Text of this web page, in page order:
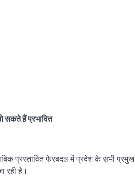
सकते हैं प्रभावित
प्रस्तावित फेरबदल में प्रदेश के सभी
रही है।